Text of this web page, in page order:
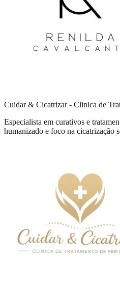
Cuidar & Cicatrizar - Clinica de
Especialista em curativos e
humanizado e foco na cicatrização